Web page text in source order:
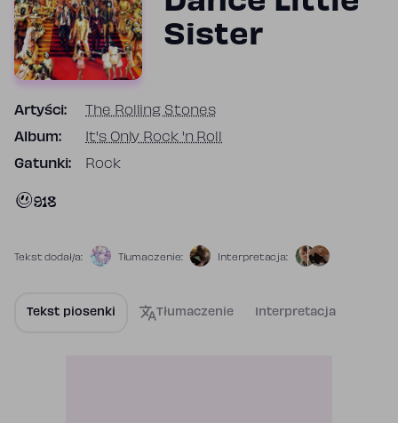
Sister
Artyści: The Rolling Stones
Album: It's Only Rock 'n Roll
Gatunki: Rock
918
Tekst dodał/a: Tłumaczenie: Interpretacja:
Tekst piosenki Tłumaczenie Interpretacja